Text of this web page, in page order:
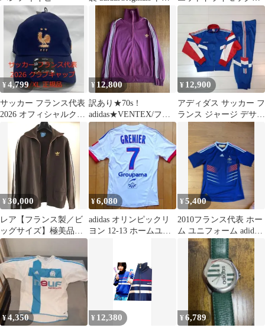
フォイルトップ
ャツSピンク系
¥4,799
サッカー フランス代表
2026 オフィシャルクラ
ブキャップ L/XL 正規
¥ 12,800
訳あり★70s！
adidas★VENTEX/フラ
ンス製/金ロゴ
¥ 12,900
アディダス サッカー フ
ランス ジャージ デサン
ト 90年代 adidas 稀少
¥30,000
レア【フランス製／ビ
ッグサイズ】極美品
didas ATP トラックジャ
ケット
¥6,080
adidas オリンピックリ
ヨン 12-13 ホームユニ
¥5,400
2010フランス代表 ホー
ム ユニフォーム adidas
ブロークコア
¥4,350 ¥ 12,380 ¥6,789